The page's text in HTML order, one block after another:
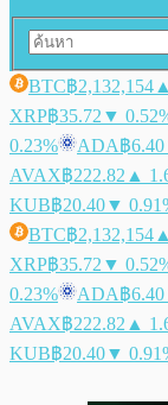
BTC฿2,132,154
XRP฿35.72 ▼
0.23%
ADA฿6.40
AVAX฿222.82 ▲
KUB฿20.40▼
BTC฿2,132,154
XRP฿35.72 ▼
0.23%
ADA฿6.40
AVAX฿222.82 ▲
KUB฿20.40▼